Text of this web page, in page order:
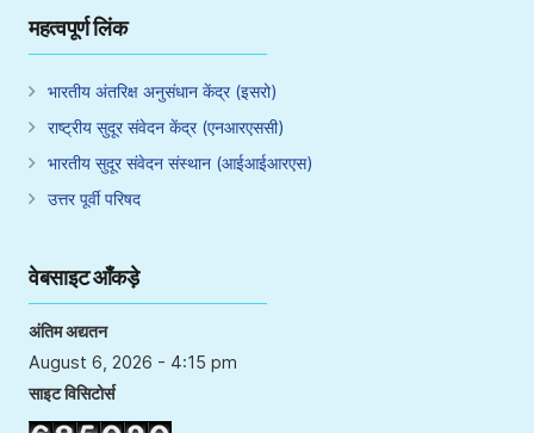
महत्वपूर्ण लिंक
भारतीय अंतरिक्ष अनुसंधान केंद्र (इसरो)
राष्ट्रीय सुदूर संवेदन केंद्र (एनआरएससी)
भारतीय सुदूर संवेदन संस्थान (आईआईआरएस)
उत्तर पूर्वी परिषद
वेबसाइट आँकड़े
अंतिम अद्यतन
August 6, 2026 - 4:15 pm
साइट विसिटोर्स